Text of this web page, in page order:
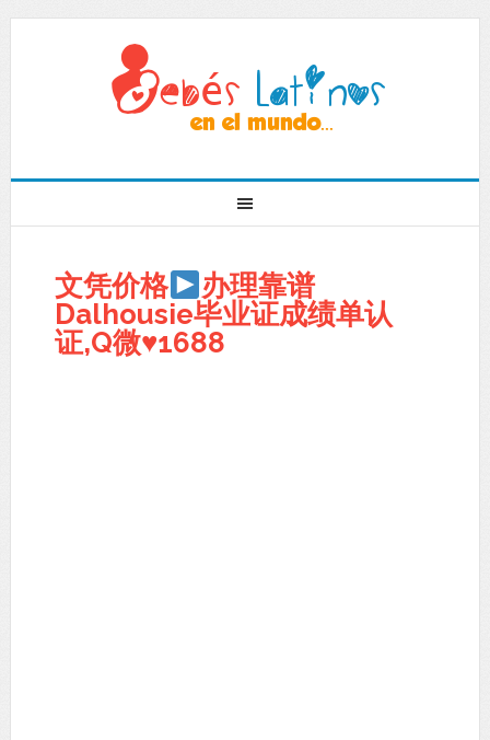
文凭价格
办理靠谱
Dalhousie毕业证成绩单认
证,Q微♥1688